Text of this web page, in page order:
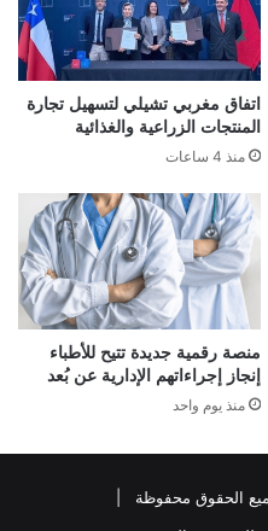
اتفاق مغربي تشيلي لتسهيل تجارة
المنتجات الزراعية والغذائية
منذ 4 ساعات
منصة رقمية جديدة تتيح للأطباء
إنجاز إجراءاتهم الإدارية عن بُعد
منذ يوم واحد